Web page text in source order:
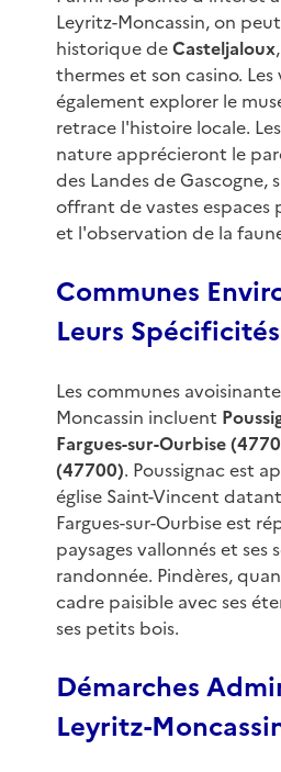
Leyritz-Moncassin, on
historique deCasteljaloux
thermes et son casino.
également explorer le
retrace l'histoire locale.
nature apprécieront le
des Landes de Gascogne,
offrant de vastes espaces
et l'observation de la
Communes
Leurs Spécificités
Les communes
Moncassin incluent
Fargues-sur-Ourbise
(47700). Poussignac est
église Saint-Vincent
Fargues-sur-Ourbise est
paysages vallonnés et ses
randonnée. Pindères,
cadre paisible avec ses
ses petits bois.
Démarches
Leyritz-